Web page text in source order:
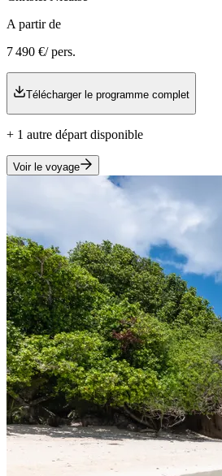
A partir de
7 490 €/ pers.
Télécharger le programme complet
+ 1 autre départ disponible
Voir le voyage